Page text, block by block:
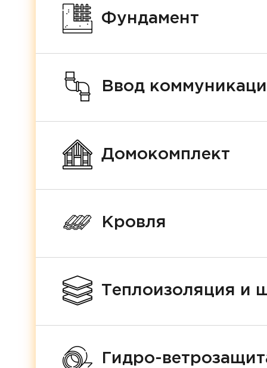
Фундамент
Ввод
Домокомплект
Кровля
Теплоизоляция и
Гидро-